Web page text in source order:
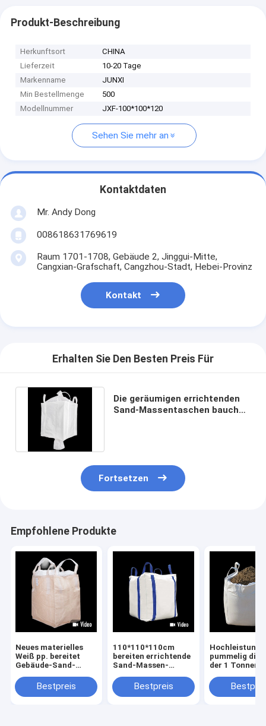
Produkt-Beschreibung
Herkunftsort
CHINA
Lieferzeit
10-20 Tage
Markenname
JUNXI
Min Bestellmenge
500
Modellnummer
JXF-100*100*120
Sehen Sie mehr an
Kontaktdaten
Mr. Andy Dong
008618631769619
Raum 1701-1708, Gebäude 2, Jinggui-Mitte,
Cangxian-Grafschaft, Cangzhou-Stadt, Hebei-Provinz
Kontakt
Erhalten Sie Den Besten Preis Für
Die geräumigen errichtenden
Sand-Massentaschen bauchen
Fortsetzen
Empfohlene Produkte
Neues materielles
Weiß pp. bereitet
Gebäude-Sand-
1x1x1m auf
Bestpreis
110*110*110cm
bereiten errichtende
Sand-Massen-
einzeln angefertigte
Polypropylen auf
Bestpreis
pummelig die
der 1 Tonnen-
verdicken